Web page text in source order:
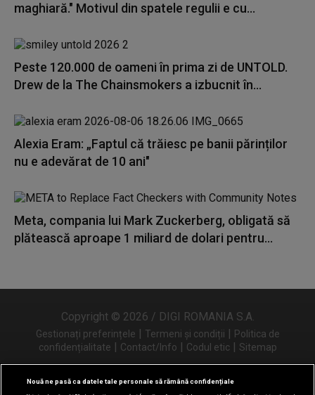
maghiară." Motivul din spatele regulii e cu...
Peste 120.000 de oameni în prima zi de UNTOLD.
Drew de la The Chainsmokers a izbucnit în...
Alexia Eram: „Faptul că trăiesc pe banii părinților
nu e adevărat de 10 ani"
Meta, compania lui Mark Zuckerberg, obligată să
plătească aproape 1 miliard de dolari pentru...
Copyright © 2026 / DIGI ROMANIA S.A.
Gestionați preferințele | Termeni și condiții | Politica de
confidențialitate | Contact/Info | Codul etic | Sitemap
Nouă ne pasă ca datele tale personale să rămână confidențiale